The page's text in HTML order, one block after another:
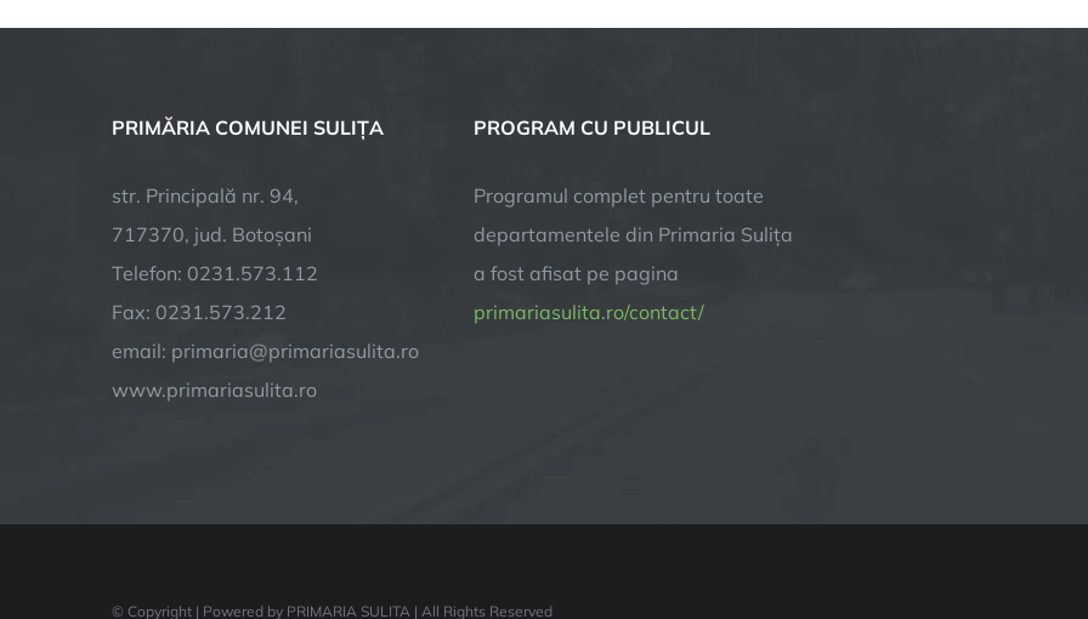
PRIMĂRIA COMUNEI SULIȚA
str. Principală nr. 94,
717370, jud. Botoșani
Telefon: 0231.573.112
Fax: 0231.573.212
email: primaria@primariasulita.ro
www.primariasulita.ro
PROGRAM CU PUBLICUL
Programul complet pentru toate
departamentele din Primaria Sulița
a fost afisat pe pagina
primariasulita.ro/contact/
© Copyright | Powered by PRIMARIA SULITA | All Rights Reserved